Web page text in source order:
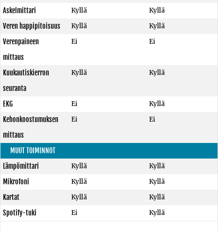
Askelmittari
Kyllä
Kyllä
Veren happipitoisuus
Kyllä
Kyllä
Verenpaineen
mittaus
Ei Ei
Kuukautiskierron
seuranta
Kyllä Kyllä
EKG Ei
Kyllä
Kehonkoostumuksen
mittaus
Ei Ei
MUUT TOIMINNOT
Lämpömittari
Kyllä
Kyllä
Mikrofoni
Kyllä
Kyllä
Kartat
Kyllä
Kyllä
Spotify-tuki
Ei Kyllä